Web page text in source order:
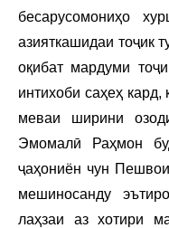
бесарусомониҳо
азияткашидаи тоҷик
оқибат мардуми
интихоби саҳеҳ
меваи ширини
Эмомалӣ Раҳмон
ҷаҳониён чун
мешиносанду
лаҳзаи аз хотири